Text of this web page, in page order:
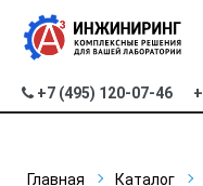
+7 (495) 120-07-46
Главная Каталог